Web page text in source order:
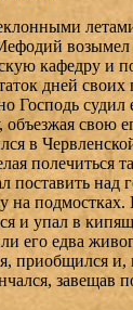
кафедру и
дней своих
Господь судил
объезжая свою
в
полечиться
поставить над
на
и упал в
его едва
приобщился и,
завещав